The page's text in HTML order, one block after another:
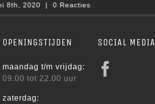
OPENINGSTIJDEN
maandag t/m vrijdag:
09.00 tot 22.00 uur
zaterdag:
SOCIAL MEDIA